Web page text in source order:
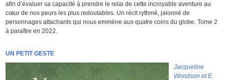
afin d’évaluer sa capacité à prendre le relai de cette incroyable aventure au
cœur de nos peurs les plus redoutables. Un récit rythmé, jalonné de
personnages attachants qui nous emmène aux quatre coins du globe. Tome 2
à paraître en 2022.
UN PETIT GESTE
Jacqueline
Woodson et E.